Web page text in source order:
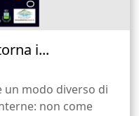
i...
un modo diverso di
non come